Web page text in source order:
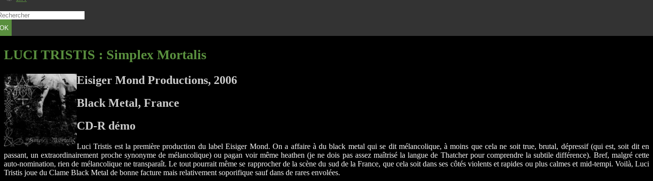
OK
LUCI TRISTIS : Simplex Mortalis
Eisiger Mond Productions, 2006
Black Metal, France
CD-R démo
Luci Tristis est la première production du label Eisiger Mond. On a affaire à du black metal qui se dit mélancolique, à moins que cela ne soit true, brutal, dépressif (qui est, soit dit en
passant, un extraordinairement proche synonyme de mélancolique) ou pagan voir même heathen (je ne dois pas assez maîtrisé la langue de Thatcher pour comprendre la subtile différence). Bref, malgré cette
auto-nomination, rien de mélancolique ne transparaît. Le tout pourrait même se rapprocher de la scène du sud de la France, que cela soit dans ses côtés violents et rapides ou plus calmes et mid-tempi. Voilà, Luci
Tristis joue du Clame Black Metal de bonne facture mais relativement soporifique sauf dans de rares envolées.